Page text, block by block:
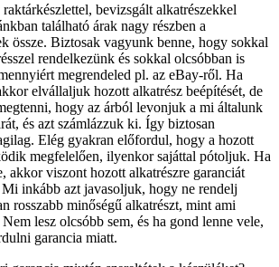
bevizsgált alkatrészekkel
található árak nagy részben a
össze. Biztosak vagyunk benne, hogy sokkal
rendelkezünk és sokkal olcsóbban is
megrendeled pl. az eBay-ről. Ha
elvállaljuk hozott alkatrész beépítését, de
hogy az árból levonjuk a mi általunk
és azt számlázzuk ki. Így biztosan
Elég gyakran előfordul, hogy a hozott
megfelelően, ilyenkor sajáttal pótoljuk. Ha
akkor viszont hozott alkatrészre garanciát
inkább azt javasoljuk, hogy ne rendelj
rosszabb minőségű alkatrészt, mint ami
lesz olcsóbb sem, és ha gond lenne vele,
garancia miatt.